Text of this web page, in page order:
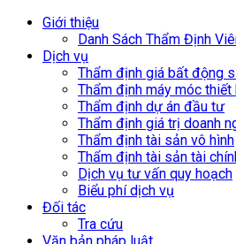
Giới thiệu
Danh Sách Thẩm Định
Dịch vụ
Thẩm định giá bất động
Thẩm định máy móc
Thẩm định dự án đầu tư
Thẩm định giá trị doanh
Thẩm định tài sản vô hình
Thẩm định tài sản tài
Dịch vụ tư vấn quy hoạch
Biểu phí dịch vụ
Đối tác
Tra cứu